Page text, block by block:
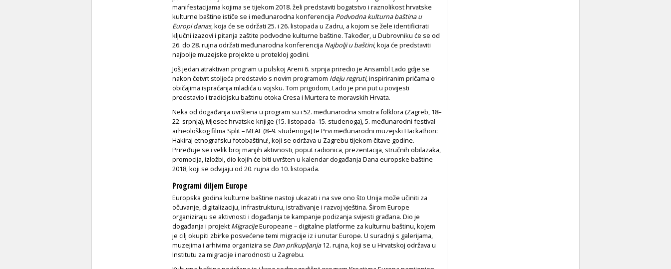
manifestacijama kojima se tijekom 2018. želi predstaviti bogatstvo i raznolikost hrvatske
kulturne baštine ističe se i međunarodna konferencija Podvodna kulturna baština u
Europi danas, koja će se održati 25. i 26. listopada u Zadru, a kojom se žele identificirati
ključni izazovi i pitanja zaštite podvodne kulturne baštine. Također, u Dubrovniku će se od
26. do 28. rujna održati međunarodna konferencija Najbolji u baštini, koja će predstaviti
najbolje muzejske projekte u protekloj godini.
Još jedan atraktivan program u pulskoj Areni 6. srpnja priredio je Ansambl Lado gdje se
nakon četvrt stoljeća predstavio s novim programom Ideju regruti, inspiriranim pričama o
običajima ispraćanja mladića u vojsku. Tom prigodom, Lado je prvi put u povijesti
predstavio i tradicijsku baštinu otoka Cresa i Murtera te moravskih Hrvata.
Neka od događanja uvrštena u program su i 52. međunarodna smotra folklora (Zagreb, 18–
22. srpnja), Mjesec hrvatske knjige (15. listopada–15. studenoga), 5. međunarodni festival
arheološkog filma Split – MFAF (8–9. studenoga) te Prvi međunarodni muzejski Hackathon:
Hakiraj etnografsku fotobaštinu!, koji se održava u Zagrebu tijekom čitave godine.
Priređuje se i velik broj manjih aktivnosti, poput radionica, prezentacija, stručnih obilazaka,
promocija, izložbi, dio kojih će biti uvršten u kalendar događanja Dana europske baštine
2018, koji se odvijaju od 20. rujna do 10. listopada.
Programi diljem Europe
Europska godina kulturne baštine nastoji ukazati i na sve ono što Unija može učiniti za
očuvanje, digitalizaciju, infrastrukturu, istraživanje i razvoj vještina. Širom Europe
organiziraju se aktivnosti i događanja te kampanje podizanja svijesti građana. Dio je
događanja i projekt MigracijeEuropeane – digitalne platforme za kulturnu baštinu, kojem
je cilj okupiti zbirke posvećene temi migracije iz i unutar Europe. U suradnji s galerijama,
muzejima i arhivima organizira se Dan prikupljanja12. rujna, koji se u Hrvatskoj održava u
Institutu za migracije i narodnosti u Zagrebu.